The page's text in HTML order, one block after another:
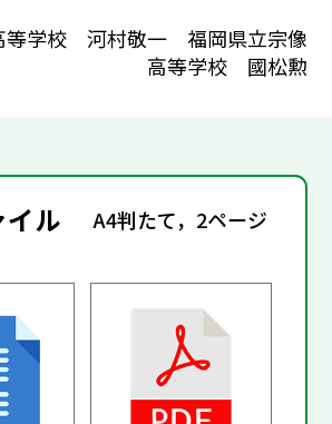
等学校 河村敬一 福岡県立宗像
高等学校 國松勲
ル A4判たて，2ページ